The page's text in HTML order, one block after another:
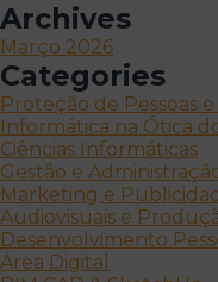
Archives
Março 2026
Categories
Proteção de Pessoas
Informática na Ótica
Ciências Informáticas
Gestão e
Marketing e
Audiovisuais e
Desenvolvimento
Área Digital